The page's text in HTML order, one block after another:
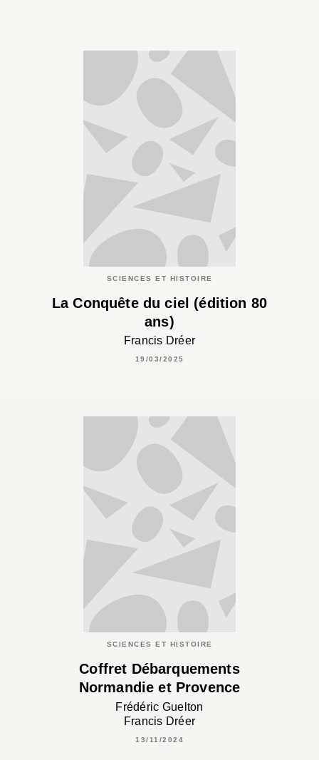
SCIENCES ET HISTOIRE
La Conquête du ciel (édition 80
ans)
Francis Dréer
19/03/2025
SCIENCES ET HISTOIRE
Coffret Débarquements
Normandie et Provence
Frédéric Guelton
Francis Dréer
13/11/2024